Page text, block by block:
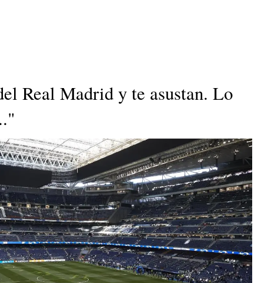
Real Madrid y te asustan. Lo